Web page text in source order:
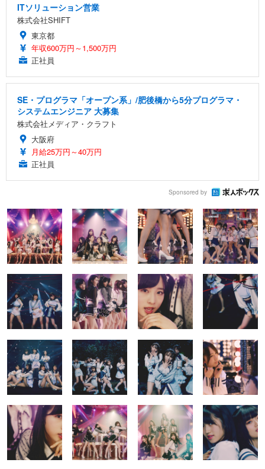
ITソリューション営業
株式会社SHIFT
東京都
年収600万円～1,500万円
正社員
SE・プログラマ「オープン系」/肥後橋から5分プログラマ・
システムエンジニア 大募集
株式会社メディア・クラフト
大阪府
月給25万円～40万円
正社員
Sponsored by